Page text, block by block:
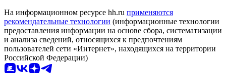
На информационном ресурсе hh.ru применяются
рекомендательные технологии (информационные технологии
предоставления информации на основе сбора, систематизации
и анализа сведений, относящихся к предпочтениям
пользователей сети «Интернет», находящихся на территории
Российской Федерации)